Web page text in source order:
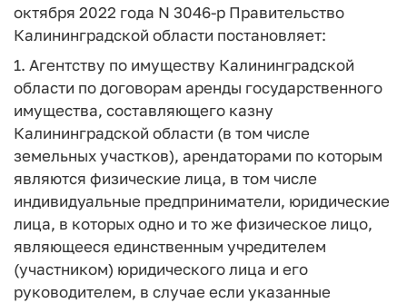
октября 2022 года N 3046-р Правительство
Калининградской области постановляет:
1. Агентству по имуществу Калининградской
области по договорам аренды государственного
имущества, составляющего казну
Калининградской области (в том числе
земельных участков), арендаторами по которым
являются физические лица, в том числе
индивидуальные предприниматели, юридические
лица, в которых одно и то же физическое лицо,
являющееся единственным учредителем
(участником) юридического лица и его
руководителем, в случае если указанные